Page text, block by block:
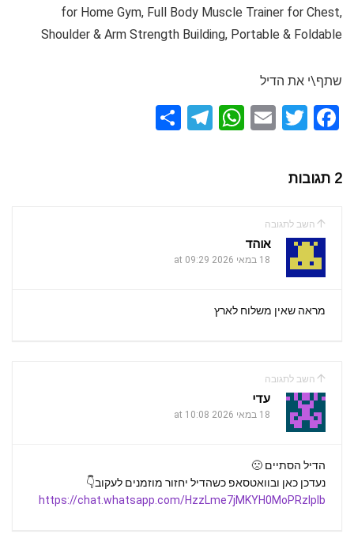
for Home Gym, Full Body Muscle Trainer for Chest,
Shoulder & Arm Strength Building, Portable & Foldable
שתף\י את הדיל
F
ce
b
o
o
k
T
E
W
p
T
2 תגובות
השב לתגובה
אוהד
18 במאי 2026 at 09:29
מראה שאין משלוח לארץ
השב לתגובה
עדי
18 במאי 2026 at 10:08
הדיל הסתיים 🙁
️נעדכן כאן ובוואטסאפ כשהדיל יחזור מוזמנים לעקוב👇
https://chat.whatsapp.com/HzzLme7jMKYH0MoPRzlplb